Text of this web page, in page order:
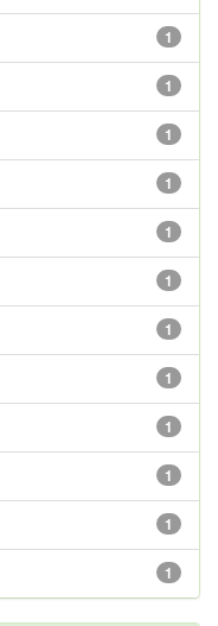
1
1
1
1
1
1
1
1
1
1
1
1